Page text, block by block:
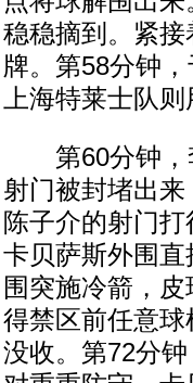
稳稳摘到。紧
牌。第58分钟
上海特莱士队
第60分钟，
射门被封堵出
陈子介的射门
卡贝萨斯外围
围突施冷箭，
得禁区前任意
没收。第72分